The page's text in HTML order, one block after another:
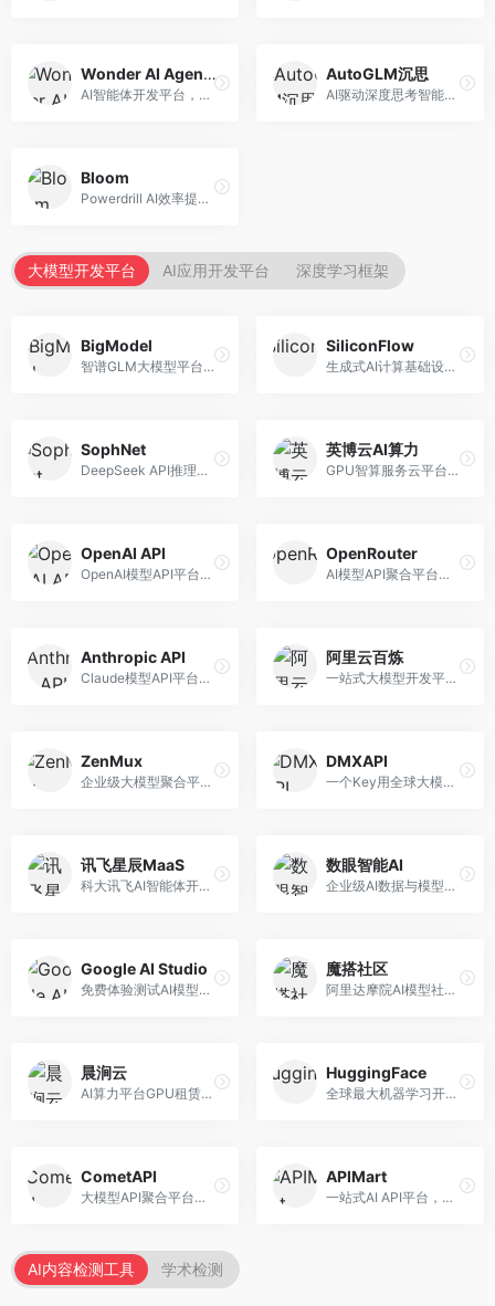
Wonder AI Agents
AI智能体开发平台，专注于低代码智能体创建。面向开发者，提供可视化开发、模板库、部署服务等功能，开发门槛低。
AutoGLM沉思
AI驱动深度思考智能体，专注于复杂推理任务。面向高级用户，提供深度分析、逻辑推理、决策支持等服务，推理能力强。
Bloom
Powerdrill AI效率提升平台，专注于企业智能化。面向企业用户，提供智能体创建、流程自动化、数据分析等服务，企业效率提升显著。
大模型开发平台 AI应用开发平台 深度学习框架
BigModel
智谱GLM大模型平台，提供API调用与模型服务。面向开发者和企业用户，提供GLM系列模型API、微调服务、应用开发工具等，开源生态完善。
SiliconFlow
生成式AI计算基础设施平台，专注于模型推理服务。面向开发者和企业，提供多模型API、高性能推理、成本优化等服务，推理性价比高。
SophNet
DeepSeek API推理平台，专注于DeepSeek模型服务。面向开发者，提供DeepSeek模型API、高性能推理、低成本服务，推理效率高。
英博云AI算力
GPU智算服务云平台，专注于AI算力租赁。面向AI研究者和企业，提供GPU租赁、模型训练、推理服务等，算力资源丰富。
OpenAI API
OpenAI模型API平台，提供GPT系列模型服务。面向开发者，提供模型API、微调服务、Assistants API等，是AI开发领域的基础设施。
OpenRouter
AI模型API聚合平台，整合多种主流大模型。面向开发者，提供统一API接口、模型对比、成本优化等服务，模型选择灵活。
Anthropic API
Claude模型API平台，专注于安全可靠的AI服务。面向开发者，提供Claude系列模型API、安全特性、企业级服务等，API质量高。
阿里云百炼
一站式大模型开发平台，深度整合阿里云服务。面向企业开发者和AI团队，提供模型训练、微调、部署、应用开发等全流程服务，企业级功能完善。
ZenMux
企业级大模型聚合平台，专注于企业AI服务。面向企业用户，提供多模型管理、安全合规、成本优化等服务，企业级功能完善。
DMXAPI
一个Key用全球大模型的聚合平台。面向开发者，提供多模型统一API、简化接入、成本控制等服务，接入便捷。
讯飞星辰MaaS
科大讯飞AI智能体开发平台，专注于企业级模型服务。面向企业用户，提供模型调用、智能体创建、行业解决方案等服务，中文能力突出。
数眼智能AI
企业级AI数据与模型服务平台，专注于数据驱动AI。面向企业用户，提供数据管理、模型训练、部署服务等，数据治理能力强。
Google AI Studio
免费体验测试AI模型的平台，深度整合Google生态。面向开发者和研究者，提供Gemini模型体验、API密钥管理、提示词测试等服务，免费使用。
魔搭社区
阿里达摩院AI模型社区，专注于中文AI生态。面向中文开发者，提供开源模型、数据集、开发工具等资源，中文模型丰富。
晨涧云
AI算力平台GPU租赁服务，专注于弹性算力。面向开发者和研究者，提供GPU租赁、弹性调度、成本优化等服务，算力灵活。
HuggingFace
全球最大机器学习开源社区，整合模型库与开发工具。面向AI研究者和开发者，提供开源模型、数据集、开发工具等资源，开源生态最完善。
CometAPI
大模型API聚合平台，整合多种AI模型服务。面向开发者，提供统一接口、模型切换、监控分析等服务，API管理便捷。
APIMart
一站式AI API平台，整合多种AI服务。面向开发者，提供模型API、图像处理、语音识别等服务，API种类丰富。
AI内容检测工具 学术检测